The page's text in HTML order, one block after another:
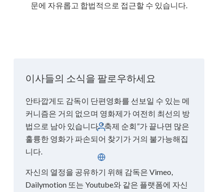
로그인
문에 자유롭고 합법적으로 접근할 수 있습니다.
이사들의 소식을 팔로우하세요
안타깝게도 감독이 단편영화를 선보일 수 있는 메
커니즘은 거의 없으며 영화제가 여전히 최선의 방
법으로 남아 있습니다. “축제 순회”가 끝나면 많은
훌륭한 영화가 파손되어 찾기가 거의 불가능해집
니다.
자신의 열정을 공유하기 위해 감독은 Vimeo,
Dailymotion 또는 Youtube와 같은 플랫폼에 자신